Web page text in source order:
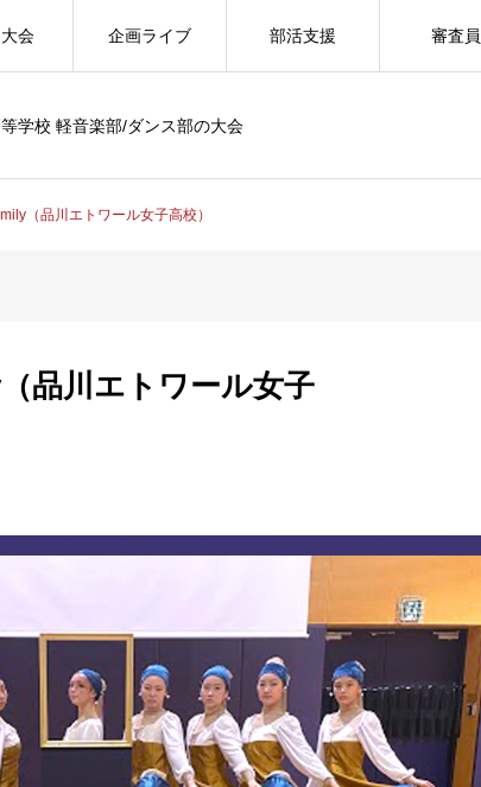
学校 軽音楽部/ダンス部の大会
会 企画ライブ 部活支援 審査員
（品川エトワール女子高校）
品川エトワール女子